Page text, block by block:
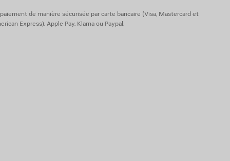
de manière sécurisée par carte bancaire (Visa, Mastercard et
Express), Apple Pay, Klarna ou Paypal.